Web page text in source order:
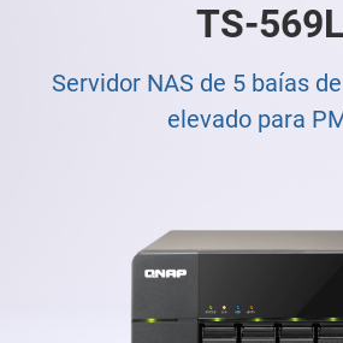
TS-569L
Servidor NAS de 5 baías
elevado para